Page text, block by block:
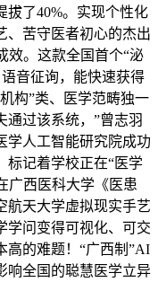
拔了40%。实现个性化
、苦守医者初心的杰出
效。这款全国首个“泌
音征询，能快速获得
构”类、医学范畴独一
通过该系统，”曾志羽
学人工智能研究院成功
标记着学校正在“医学
广西医科大学《医患
航天大学虚拟现实手艺
学问变得可视化、可交
高的难题！“广西制”AI
响全国的聪慧医学立异